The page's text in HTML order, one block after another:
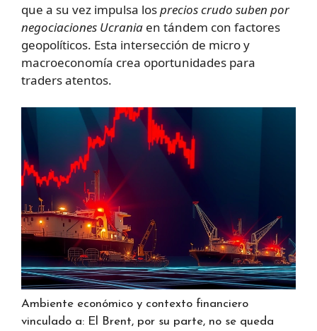
que a su vez impulsa losprecios crudo suben por
negociaciones Ucrania en tándem con factores
geopolíticos. Esta intersección de micro y
macroeconomía crea oportunidades para
traders atentos.
Ambiente económico y contexto financiero
vinculado a: El Brent, por su parte, no se queda